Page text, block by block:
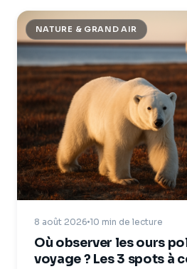
NATURE & GRAND AIR
8 août 2026 10 min de lecture
Où observer les ours
voyage ? Les 3 spots à